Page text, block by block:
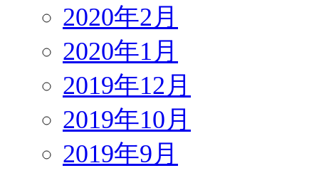
2020年2月
2020年1月
2019年12月
2019年10月
2019年9月